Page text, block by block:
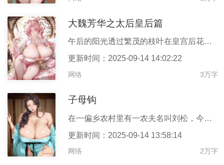
大魏芳华之太后皇后篇
午后的阳光透过繁茂的枝叶在皇宫后花园的草地上投下斑驳的光影。蝉
更新时间：2025-09-14 14:02:22
网络 3万字
子母钩
在一偏乡农村里有一农夫名叫刘松，今年四十有五，生的力大粗壮，一
更新时间：2025-09-14 13:58:14
网络 2万字